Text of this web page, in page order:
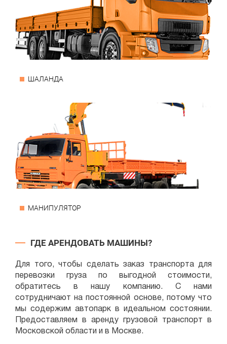
ШАЛАНДА
МАНИПУЛЯТОР
ГДЕ АРЕНДОВАТЬ МАШИНЫ?
Для того, чтобы сделать заказ транспорта для
перевозки груза по выгодной стоимости,
обратитесь в нашу компанию. С нами
сотрудничают на постоянной основе, потому что
мы содержим автопарк в идеальном состоянии.
Предоставляем в аренду грузовой транспорт в
Московской области и в Москве.